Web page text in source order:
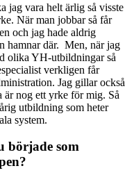
jag vara helt ärlig så visste
När man jobbar så får
och jag hade aldrig
hamnar där. Men, när jag
olika YH-utbildningar så
verkligen får
Jag gillar också
är nog ett yrke för mig. Så
utbildning som heter
system.
började som